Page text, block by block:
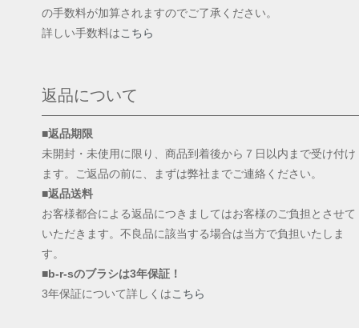
の手数料が加算されますのでご了承ください。
詳しい手数料はこちら
返品について
■返品期限
未開封・未使用に限り、商品到着後から７日以内まで受け付け
ます。ご返品の前に、まずは弊社までご連絡ください。
■返品送料
お客様都合による返品につきましてはお客様のご負担とさせて
いただきます。不良品に該当する場合は当方で負担いたしま
す。
■b-r-sのブラシは3年保証！
3年保証について詳しくはこちら